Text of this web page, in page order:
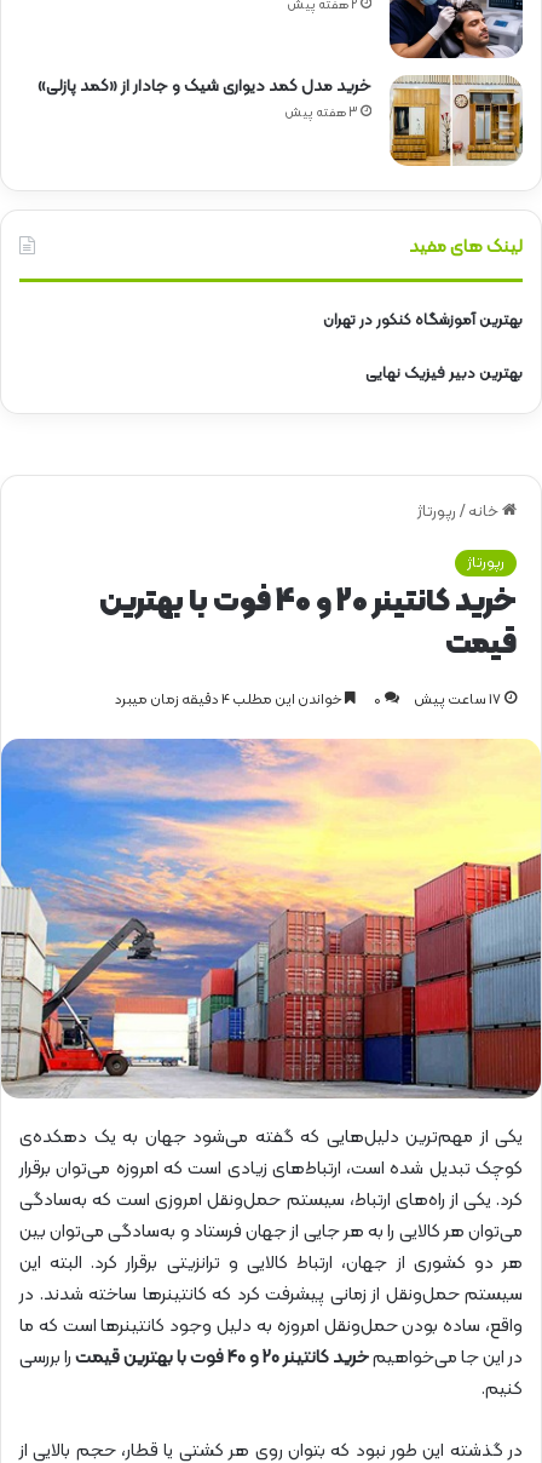
2 هفته پیش
خرید مدل کمد دیواری شیک و جادار از «کمد پازلی»
3 هفته پیش
لینک های مفید
بهترین آموزشگاه کنکور در تهران
بهترین دبیر فیزیک نهایی